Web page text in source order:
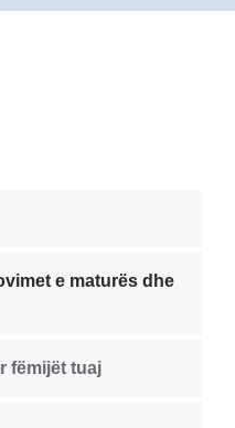
e maturës dhe
fëmijët tuaj